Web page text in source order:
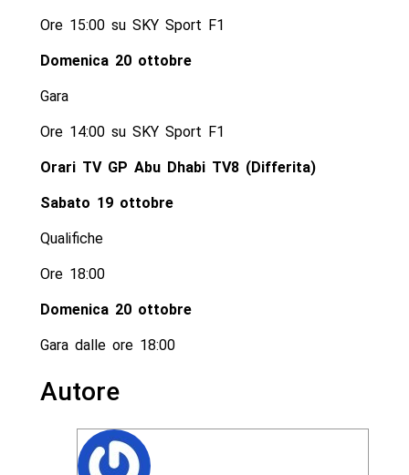
Ore 15:00 su SKY Sport F1
Domenica 20 ottobre
Gara
Ore 14:00 su SKY Sport F1
Orari TV GP Abu Dhabi TV8 (Differita)
Sabato 19 ottobre
Qualifiche
Ore 18:00
Domenica 20 ottobre
Gara dalle ore 18:00
Autore